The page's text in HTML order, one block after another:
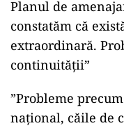
Planul de
constatăm că
extraordinară.
continuității”
”Probleme
național, căile de